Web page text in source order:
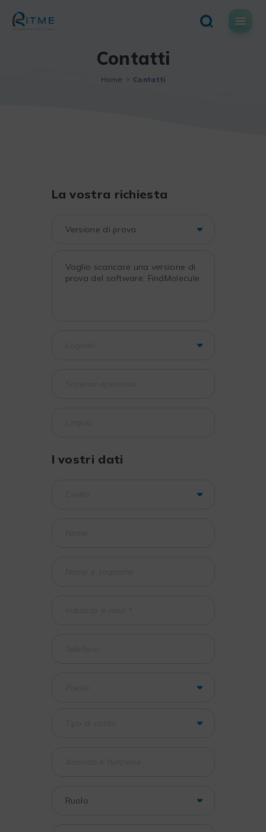
content
Contatti
Home Contatti
La vostra richiesta
I vostri dati